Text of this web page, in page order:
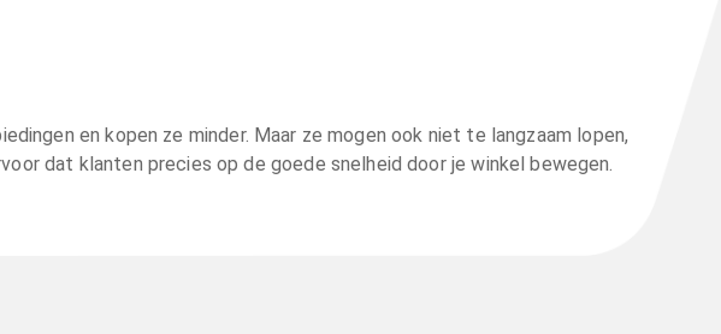
en kopen ze minder. Maar ze mogen ook niet te langzaam lopen,
dat klanten precies op de goede snelheid door je winkel bewegen.